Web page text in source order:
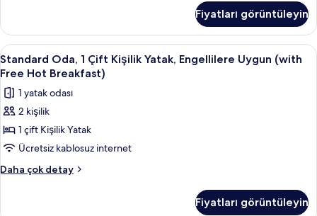
görün
Hot
Breakfast)
hakkında
daha
detay
Fiyatları görüntüleyin
Standard
Oda,
Çift
Kişilik
Yatak,
Engellilere
Uygun
1 yatak odası, anti alerjik yatak
4
Standard Oda, 1 Çift Kişilik Yatak, Engellilere Uygun (with
Free Hot Breakfast)
1 yatak odası
2 kişilik
1 çift Kişilik Yatak
Ücretsiz kablosuz internet
Daha çok detay
Standard
Fiyatları görüntüleyin